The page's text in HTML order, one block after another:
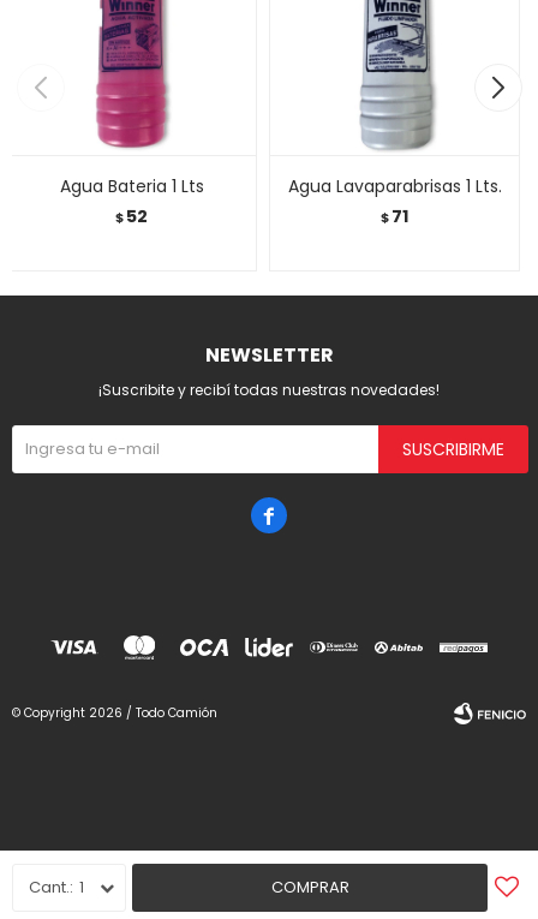
1 COMPRAR
Agua Bateria 1 Lts
$52
Agua Lavaparabrisas 1 Lts.
$71
NEWSLETTER
¡Suscribite y recibí todas nuestras novedades!
SUSCRIBIRME

© Copyright 2026 / Todo Camión
Fenicio